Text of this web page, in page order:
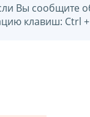
Вы сообщите
клавиш: Ctrl